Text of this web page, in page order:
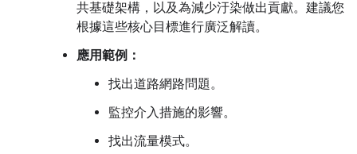
共基礎架構，以及為減少汙染做出貢獻。建議您
根據這些核心目標進行廣泛解讀。
應用範例：
找出道路網路問題。
監控介入措施的影響。
找出流量模式。